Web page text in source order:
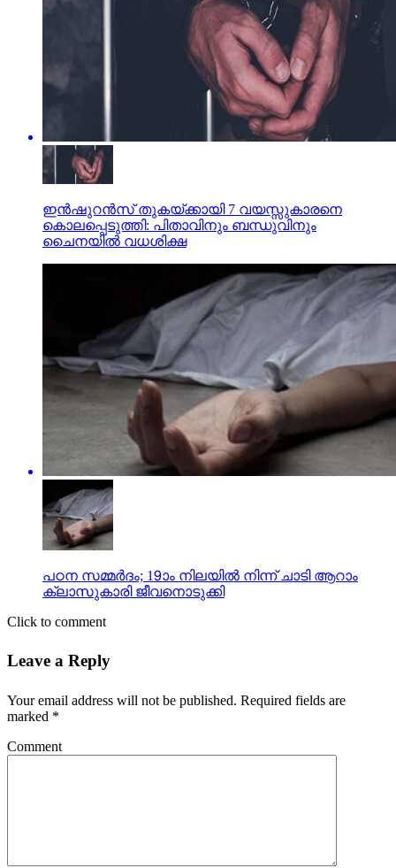
ഇന്‍ഷുറന്‍സ് തുകയ്ക്കായി 7 വയസ്സുകാരനെ
കൊലപ്പെടുത്തി: പിതാവിനും ബന്ധുവിനും
ചൈനയില്‍ വധശിക്ഷ
പഠന സമ്മര്‍ദം; 19ാം നിലയില്‍ നിന്ന് ചാടി ആറാം
ക്ലാസുകാരി ജീവനൊടുക്കി
Click to comment
Leave a Reply
Your email address will not be published. Required fields are
marked *
Comment